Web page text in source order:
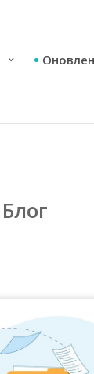
Блог